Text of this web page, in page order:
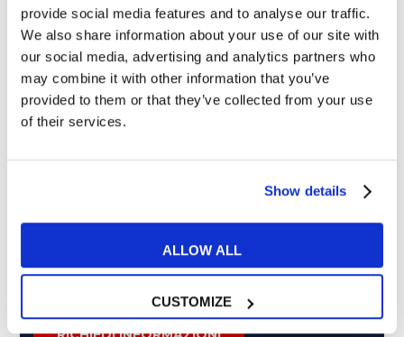
provide social media features and to analyse our traffic.
We also share information about your use of our site with
our social media, advertising and analytics partners who
may combine it with other information that you’ve
provided to them or that they’ve collected from your use
of their services.
Show details
ALLOW ALL
CUSTOMIZE
Cosa ti piace leggere?
Articoli dedicati alla grammatica inglese
Articoli dedicati a inglese nel mondo del lavoro
Articoli con tips e new sulla lingua inglese
In quanto di età superiore ai 16 anni, dichiaro di acconsentire
Desidero ricevere comunicazioni commerciali e promozionali
relative ai prodotti e servizi a marchio MyES
** le sedi contrassegnate con * offrono sempre solo corsi online